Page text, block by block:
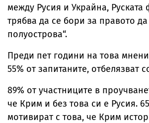
между Русия и Украйна, Руската
трябва да се бори за правото
полуострова“.
Преди пет години на това
55% от запитаните, отбелязват
89% от участниците в
че Крим и без това си е Русия.
мотивират с това, че Крим